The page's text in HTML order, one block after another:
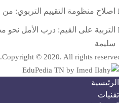
اصلاح منظومة التقييم التربوي:
التربية على القيم: درب الأمل
سليمة
Copyright © 2020. All rights